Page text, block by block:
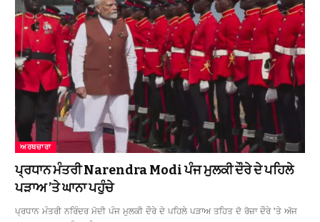
ਅਰਥਚਾਰਾ
ਪ੍ਰਧਾਨ ਮੰਤਰੀ Narendra Modi ਪੰਜ ਮੁਲਕੀ ਦੌਰੇ ਦੇ ਪਹਿਲੇ
ਪੜਾਅ ’ਤੇ ਘਾਨਾ ਪਹੁੰਚੇ
ਪ੍ਰਧਾਨ ਮੰਤਰੀ ਨਰਿੰਦਰ ਮੋਦੀ ਪੰਜ ਮੁਲਕੀ ਦੌਰੇ ਦੇ ਪਹਿਲੇ ਪੜਾਅ ਤਹਿਤ ਦੋ ਰੋਜ਼ਾ ਦੌਰੇ ’ਤੇ ਅੱਜ